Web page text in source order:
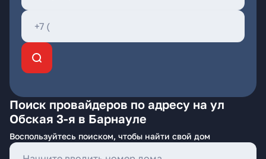
Поиск провайдеров по адресу на ул
Обская 3-я в Барнауле
Воспользуйтесь поиском, чтобы найти свой дом